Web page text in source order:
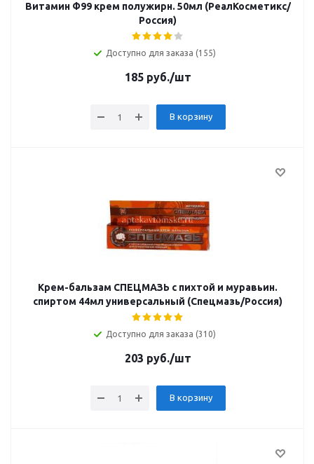
Витамин Ф99 крем полужирн. 50мл (РеалКосметикс/
Россия)
Доступно для заказа (155)
185руб./шт
В корзину
Крем-бальзам СПЕЦМАЗЬ с пихтой и муравьин.
спиртом 44мл универсальный (Спецмазь/Россия)
Доступно для заказа (310)
203 руб./шт
В корзину